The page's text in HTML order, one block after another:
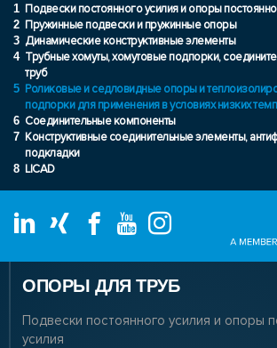
1 Подвески постоянного усилия и опоры
2 Пружинные подвески и пружинные опоры
3 Динамические конструктивные элементы
4 Трубные хомуты, хомутовые подпорки,
труб
5 Роликовые и седловидные опоры и
подпорки для применения в условиях низких
6 Соединительные компоненты
7 Конструктивные соединительные элементы,
подкладки
8 LICAD
ОПОРЫ ДЛЯ ТРУБ
Подвески постоянного усилия и опоры
усилия